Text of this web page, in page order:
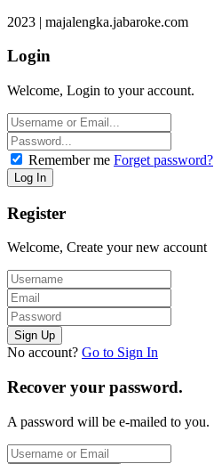
2023 | majalengka.jabaroke.com
Login
Welcome, Login to your account.
Remember me Forget password?
Register
Welcome, Create your new account
No account? Go to Sign In
Recover your password.
A password will be e-mailed to you.